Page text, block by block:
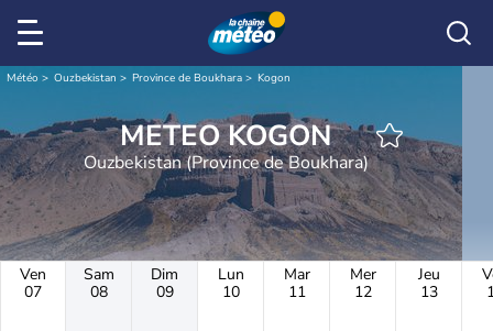
Météo Ouzbekistan Province de Boukhara Kogon
METEO KOGON
Ouzbekistan (Province de Boukhara)
Ven
07
Sam
08
Dim
09
Lun
10
Mar
11
Mer
12
Jeu
13